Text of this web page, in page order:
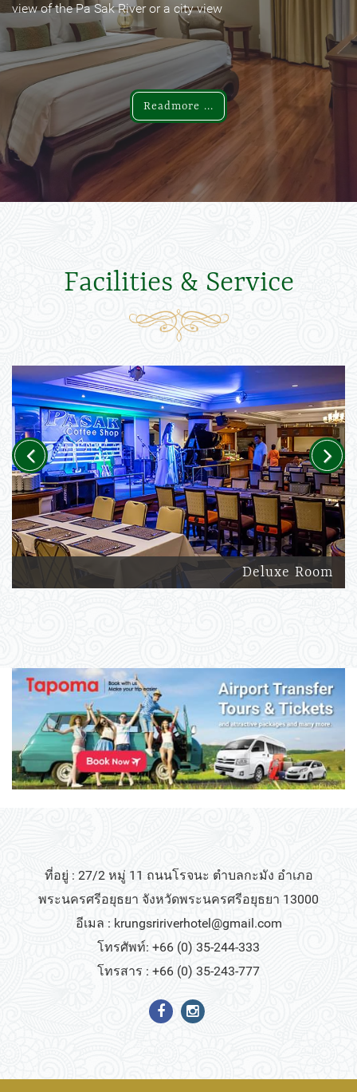
view of the Pa Sak River or a city view
Readmore ...
view of the Pa Sak River or a city view
Readmore ...
Facilities & Service
Deluxe Room
Previous Next
ที่อยู่ : 27/2 หมู่ 11 ถนนโรจนะ ตำบลกะมัง อำเภอ
พระนครศรีอยุธยา จังหวัดพระนครศรีอยุธยา 13000
อีเมล : krungsririverhotel@gmail.com
โทรศัพท์: +66 (0) 35-244-333
โทรสาร : +66 (0) 35-243-777